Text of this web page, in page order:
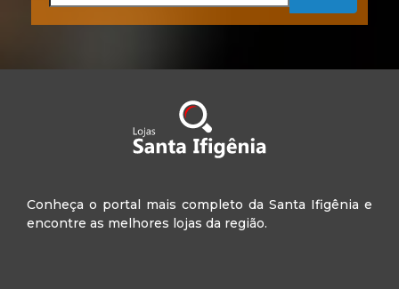
Conheça o portal mais completo da Santa Ifigênia e
encontre as melhores lojas da região.